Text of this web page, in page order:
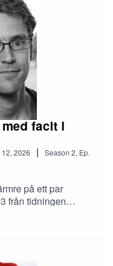
Substack)
Should
Tools and
Wernberg:
Från IVA-
teknisk
men aldrig
facit i
2026 | Season 2, Ep.
på ett par
från tidningen
man om
idag och vad